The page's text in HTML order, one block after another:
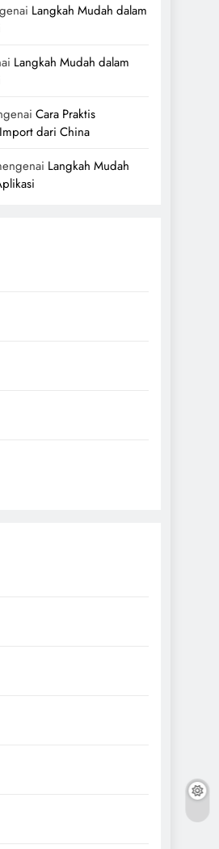
Langkah Mudah dalam
Langkah Mudah dalam
Cara Praktis
dari China
Langkah Mudah